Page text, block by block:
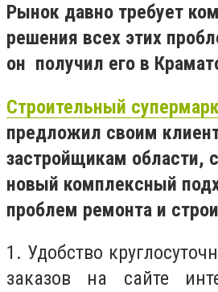
Рынок давно требует
решения всех этих
он получил его в
Строительный
предложил своим
застройщикам области,
новый комплексный
проблем ремонта и
1. Удобство
заказов на сайте